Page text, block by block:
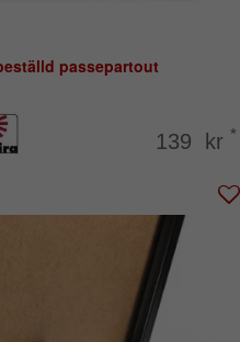
passepartout
139 kr *